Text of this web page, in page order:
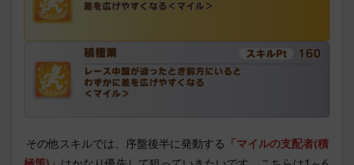
その他スキルでは、序盤後半に発動する 「マイルの支配者(積